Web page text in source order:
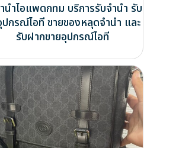
นำไอแพดกทม บริการรับจำนำ รับ
กรณ์ไอที ขายของหลุดจำนำ และ
รับฝากขายอุปกรณ์ไอที